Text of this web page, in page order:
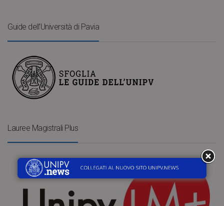
Guide dell’Università di Pavia
Lauree Magistrali Plus